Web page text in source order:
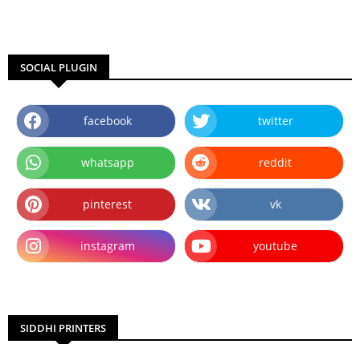
SOCIAL PLUGIN
facebook twitter
whatsapp reddit
pinterest vk
instagram youtube
SIDDHI PRINTERS